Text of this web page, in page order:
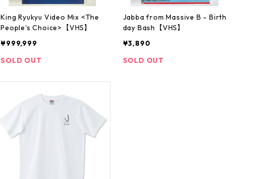
King Ryukyu Video Mix <The
People's Choice>【VHS】
¥999,999
SOLD OUT
Jabba from Massive B - Birth
day Bash【VHS】
¥3,890
SOLD OUT